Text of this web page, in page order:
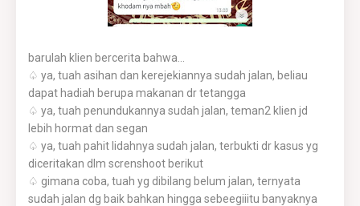
barulah klien bercerita bahwa...
♤ ya, tuah asihan dan kerejekiannya sudah jalan, beliau
dapat hadiah berupa makanan dr tetangga
♤ ya, tuah penundukannya sudah jalan, teman2 klien jd
lebih hormat dan segan
♤ ya, tuah pahit lidahnya sudah jalan, terbukti dr kasus yg
diceritakan dlm screnshoot berikut
♤ gimana coba, tuah yg dibilang belum jalan, ternyata
sudah jalan dg baik bahkan hingga sebeegiiitu banyaknya